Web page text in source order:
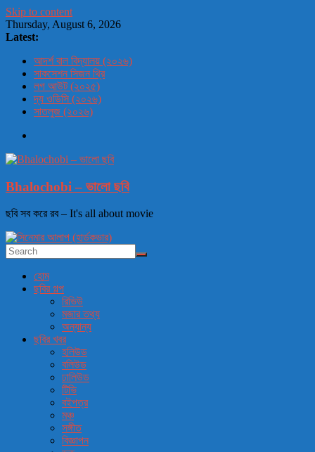
Skip to content
Thursday, August 6, 2026
Latest:
আদর্শ বাল বিদ্যালয় (২০২৬)
সাকসেশন সিজন থ্রি
লগ আউট (২০২৫)
দ্য ওডিসি (২০২৬)
সাতলুজ (২০২৬)
Bhalochobi – ভালো ছবি
ছবি সব করে রব – It's all about movie
হোম
ছবির গল্প
রিভিউ
মজার তথ্য
অন্যান্য
ছবির খবর
হলিউড
বলিউড
ঢালিউড
টিভি
বইপত্র
মঞ্চ
সঙ্গীত
বিজ্ঞাপন